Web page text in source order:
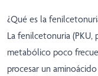
¿Qué es la
La fenilcetonuria (PKU,
metabólico poco
procesar un